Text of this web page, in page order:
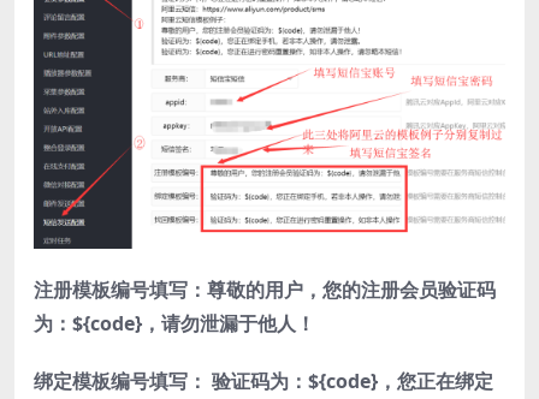
注册模板编号填写：尊敬的用户，您的注册会员验证码
为：${code}，请勿泄漏于他人！
绑定模板编号填写： 验证码为：${code}，您正在绑定